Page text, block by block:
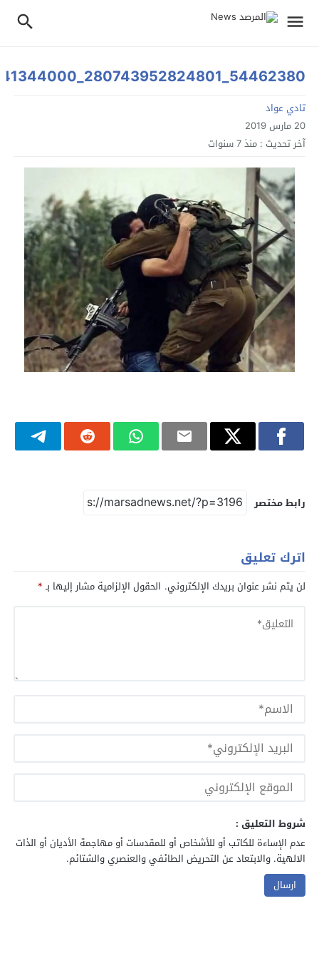
54462380_280743952824801_3726132163641344000_n
تادي عواد
20 مارس 2019
آخر تحديث : منذ 7 سنوات
رابط مختصر
اترك تعليق
لن يتم نشر عنوان بريدك الإلكتروني. الحقول الإلزامية مشار إليها بـ*
شروط التعليق :
عدم الإساءة للكاتب أو للأشخاص أو للمقدسات أو مهاجمة الأديان أو الذات
الالهية. والابتعاد عن التحريض الطائفي والعنصري والشتائم.